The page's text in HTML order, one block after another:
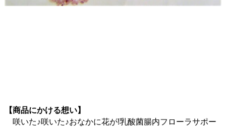
【商品にかける想い】
咲いた♪咲いた♪おなかに花が!乳酸菌腸内フローラサポー